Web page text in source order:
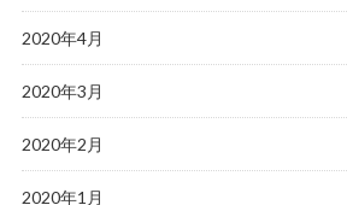
2020年4月
2020年3月
2020年2月
2020年1月